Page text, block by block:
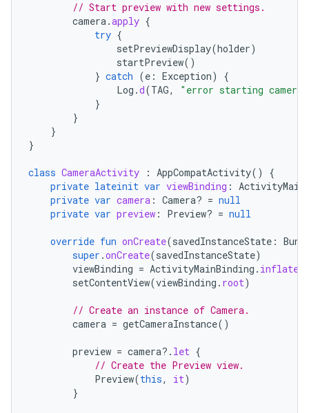
// Start preview with new settings.
camera.apply {
try {
setPreviewDisplay(holder)
startPreview()
} catch (e : Exception)
{
Log .d(TAG,
"error starting camera
}
}
}
}
class CameraActivity : AppCompatActivity()
{
private lateinit var viewBinding :
private var camera : Camera? = null
private var preview : Preview? = null
override fun onCreate(savedInstanceState :
super .onCreate(savedInstanceState)
viewBinding = ActivityMainBinding . inflate
setContentView(viewBinding . root)
// Create an instance of Camera.
camera = getCameraInstance()
preview = camera?. let {
// Create the Preview view.
Preview(this, it)
}